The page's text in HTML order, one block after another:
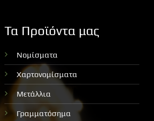
Τα Προϊόντα μας
Νομίσματα
Χαρτονομίσματα
Μετάλλια
Γραμματόσημα